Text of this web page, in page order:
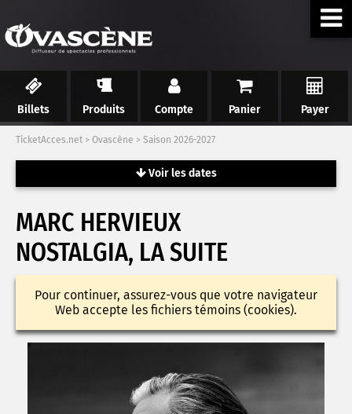
Billets Produits Compte Panier Payer
TicketAcces.net > Ovascène > Saison 2026-2027
Voir les dates
MARC HERVIEUX
NOSTALGIA, LA SUITE
Pour continuer, assurez-vous que votre navigateur
Web accepte les fichiers témoins (cookies).